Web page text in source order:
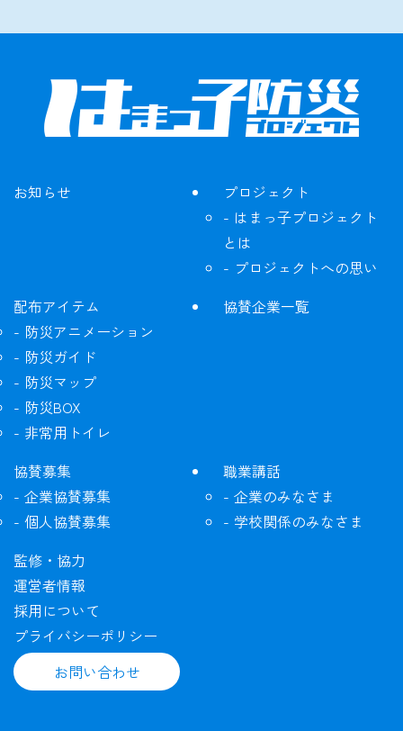
お知らせ
プロジェクト
はまっ子プロジェクト
とは
プロジェクトへの思い
配布アイテム
防災アニメーション
防災ガイド
防災マップ
防災BOX
非常用トイレ
協賛企業一覧
協賛募集
企業協賛募集
個人協賛募集
職業講話
企業のみなさま
学校関係のみなさま
監修・協力
運営者情報
採用について
プライバシーポリシー
お問い合わせ